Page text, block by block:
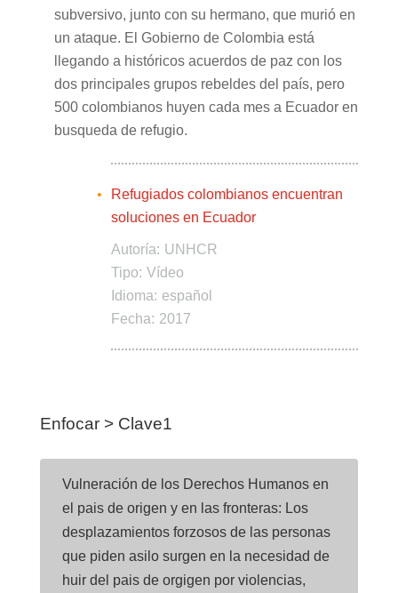
subversivo, junto con su hermano, que murió en
un ataque. El Gobierno de Colombia está
llegando a históricos acuerdos de paz con los
dos principales grupos rebeldes del país, pero
500 colombianos huyen cada mes a Ecuador en
busqueda de refugio.
Refugiados colombianos encuentran
soluciones en Ecuador
Autoría: UNHCR
Tipo: Vídeo
Idioma: español
Fecha: 2017
Enfocar > Clave1
Vulneración de los Derechos Humanos en
el pais de origen y en las fronteras: Los
desplazamientos forzosos de las personas
que piden asilo surgen en la necesidad de
huir del pais de orgigen por violencias,